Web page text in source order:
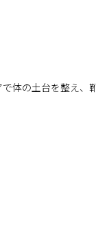
体の土台を整え、